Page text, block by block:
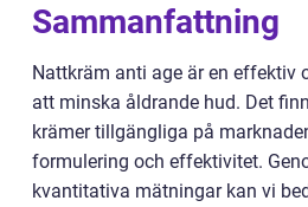
Sammanfattning
Nattkräm anti age är en effektiv
att minska åldrande hud. Det
krämer tillgängliga på
formulering och effektivitet.
kvantitativa mätningar kan vi